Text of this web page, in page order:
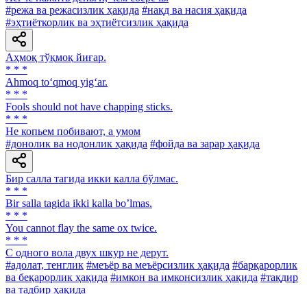
#режа ва режасизлик ҳақида #нақд ва насия ҳақида
#эҳтиёткорлик ва эҳтиётсизлик ҳақида
Аҳмоқ тўқмоқ йиғар.
* * *
Ahmoq to‘qmoq yig‘ar.
* * *
Fools should not have chapping sticks.
* * *
He копьем побивают, а умом
#донолик ва нодонлик ҳақида #фойда ва зарар ҳақида
Бир салла тагида икки калла бўлмас.
* * *
Bir salla tagida ikki kalla boʼlmas.
* * *
You cannot flay the same ox twice.
* * *
С одного вола двух шкур не дерут.
#адолат, тенглик #меъёр ва меъёрсизлик ҳақида #барқарорлик
ва беқарорлик ҳақида #имкон ва имконсизлик ҳақида #тақдир
ва тадбир ҳақида